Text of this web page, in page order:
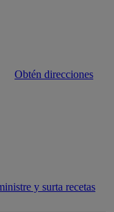
Obtén direcciones
y surta recetas